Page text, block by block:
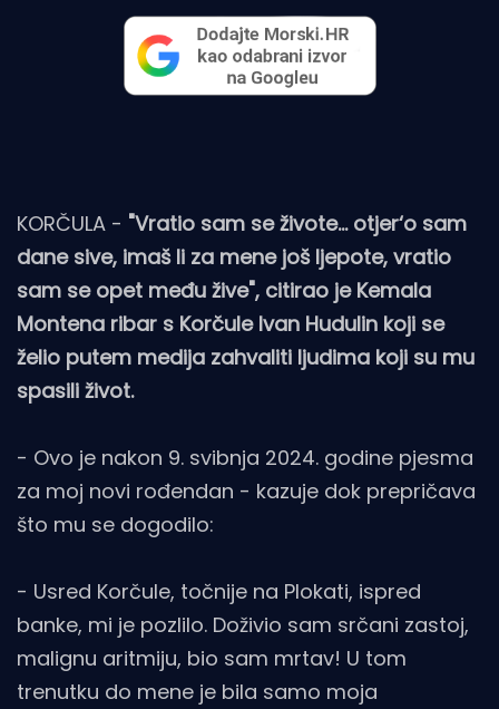
KORČULA - "Vratio sam se živote... otjer‘o sam
dane sive, imaš li za mene još ljepote, vratio
sam se opet među žive", citirao je Kemala
Montena ribar s Korčule Ivan Hudulin koji se
želio putem medija zahvaliti ljudima koji su mu
spasili život.
- Ovo je nakon 9. svibnja 2024. godine pjesma
za moj novi rođendan - kazuje dok prepričava
što mu se dogodilo:
- Usred Korčule, točnije na Plokati, ispred
banke, mi je pozlilo. Doživio sam srčani zastoj,
malignu aritmiju, bio sam mrtav! U tom
trenutku do mene je bila samo moja